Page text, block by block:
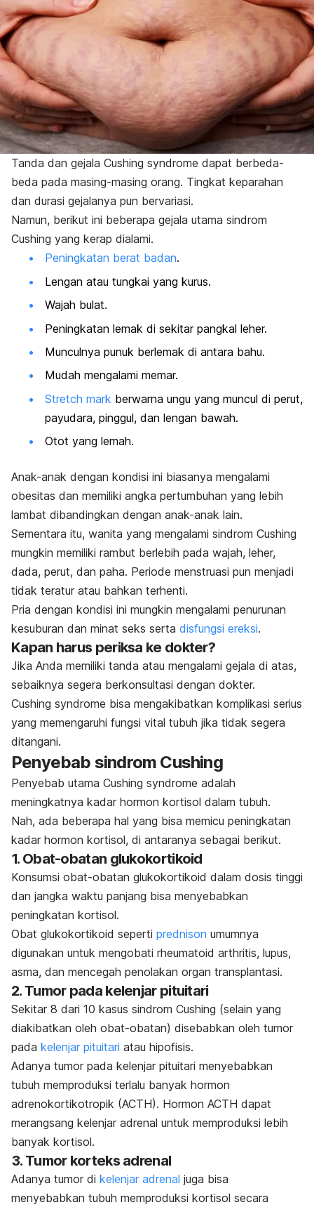
Tanda dan gejala Cushing syndrome dapat berbeda-
beda pada masing-masing orang. Tingkat keparahan
dan durasi gejalanya pun bervariasi.
Namun, berikut ini beberapa gejala utama sindrom
Cushing yang kerap dialami.
Peningkatan berat badan.
Lengan atau tungkai yang kurus.
Wajah bulat.
Peningkatan lemak di sekitar pangkal leher.
Munculnya punuk berlemak di antara bahu.
Mudah mengalami memar.
Stretch mark berwarna ungu yang muncul di perut,
payudara, pinggul, dan lengan bawah.
Otot yang lemah.
Anak-anak dengan kondisi ini biasanya mengalami
obesitas dan memiliki angka pertumbuhan yang lebih
lambat dibandingkan dengan anak-anak lain.
Sementara itu, wanita yang mengalami sindrom Cushing
mungkin memiliki rambut berlebih pada wajah, leher,
dada, perut, dan paha. Periode menstruasi pun menjadi
tidak teratur atau bahkan terhenti.
Pria dengan kondisi ini mungkin mengalami penurunan
kesuburan dan minat seks serta disfungsi ereksi.
Kapan harus periksa ke dokter?
Jika Anda memiliki tanda atau mengalami gejala di atas,
sebaiknya segera berkonsultasi dengan dokter.
Cushing syndrome bisa mengakibatkan komplikasi serius
yang memengaruhi fungsi vital tubuh jika tidak segera
ditangani.
Penyebab sindrom Cushing
Penyebab utama Cushing syndrome adalah
meningkatnya kadar hormon kortisol dalam tubuh.
Nah, ada beberapa hal yang bisa memicu peningkatan
kadar hormon kortisol, di antaranya sebagai berikut.
1. Obat-obatan glukokortikoid
Konsumsi obat-obatan glukokortikoid dalam dosis tinggi
dan jangka waktu panjang bisa menyebabkan
peningkatan kortisol.
Obat glukokortikoid seperti prednison umumnya
digunakan untuk mengobati rheumatoid arthritis, lupus,
asma, dan mencegah penolakan organ transplantasi.
2. Tumor pada kelenjar pituitari
Sekitar 8 dari 10 kasus sindrom Cushing (selain yang
diakibatkan oleh obat-obatan) disebabkan oleh tumor
pada kelenjar pituitari atau hipofisis.
Adanya tumor pada kelenjar pituitari menyebabkan
tubuh memproduksi terlalu banyak hormon
adrenokortikotropik (ACTH). Hormon ACTH dapat
merangsang kelenjar adrenal untuk memproduksi lebih
banyak kortisol.
3. Tumor korteks adrenal
Adanya tumor di kelenjar adrenal juga bisa
menyebabkan tubuh memproduksi kortisol secara